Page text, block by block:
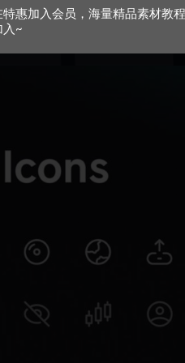
特惠加入会员，海量精品素材教
入~